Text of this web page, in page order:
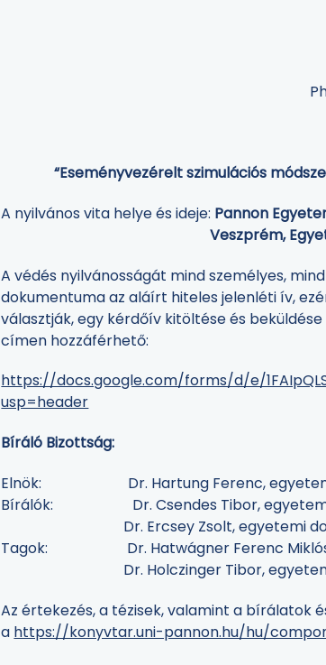
“Eseményvezérelt szimulációs
A nyilvános vita helye és ideje: Pannon
Veszprém, Egyetem u. 10.
A védés nyilvánosságát mind személyes,
dokumentuma az aláírt hiteles jelenléti ív,
választják, egy kérdőív kitöltése és
címen hozzáférhető:
https://docs.google.com/forms/d/e/
usp=header
Bíráló Bizottság:
Elnök: Dr. Hartung Ferenc, egyetemi
Bírálók: Dr. Csendes Tibor, egyetemi
Dr. Ercsey Zsolt, egyetemi
Tagok: Dr. Hatwágner Ferenc Miklós,
Dr. Holczinger Tibor, egyetemi
Az értekezés, a tézisek, valamint a bírálatok
a https://konyvtar.uni-pannon.hu/hu/